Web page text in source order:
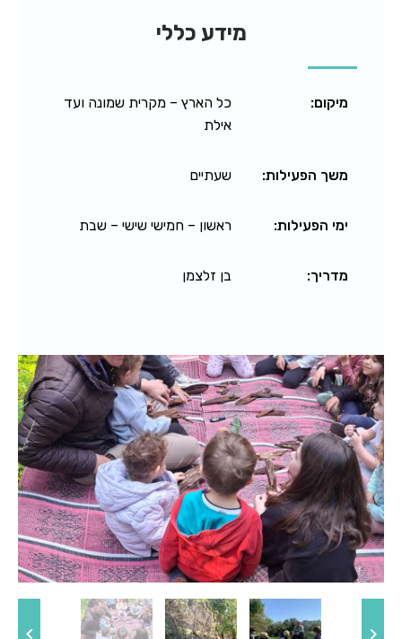
מידע כללי
מיקום:
כל הארץ – מקרית שמונה ועד
אילת
משך הפעילות: שעתיים
ימי הפעילות: ראשון – חמישי שישי – שבת
מדריך: בן זלצמן